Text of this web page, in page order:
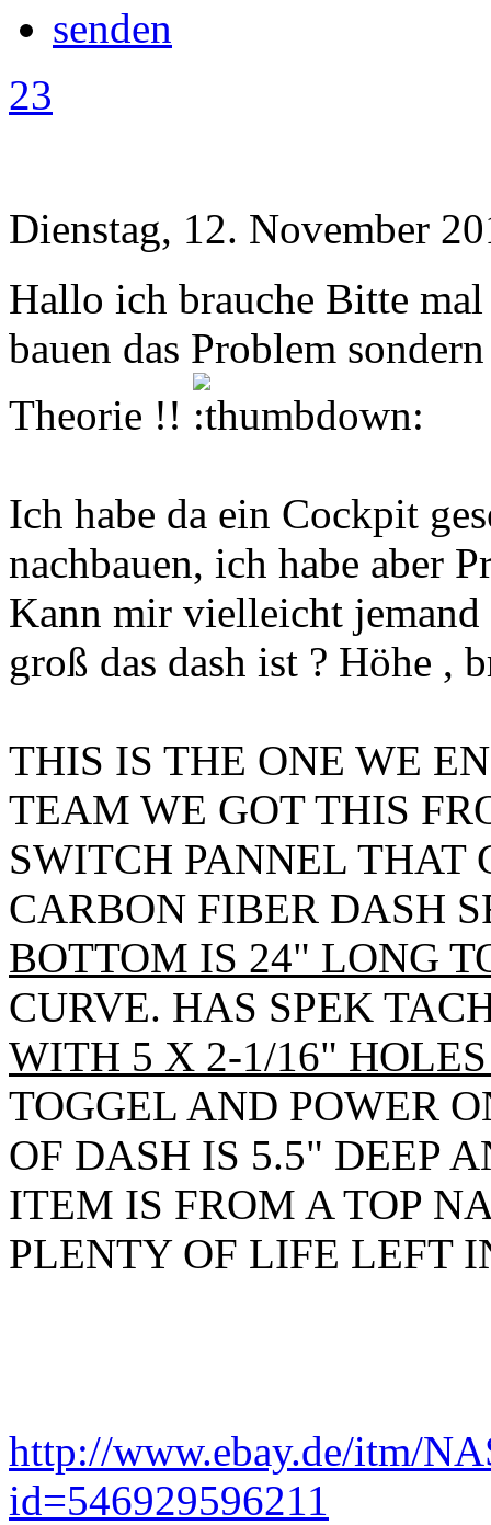
23
Dienstag, 12. November
Hallo ich brauche Bitte
bauen das Problem
Theorie !!
Ich habe da ein Cockpit
nachbauen, ich habe aber
Kann mir vielleicht jemand
groß das dash ist ? Höhe ,
THIS IS THE ONE WE
TEAM WE GOT THIS
SWITCH PANNEL THAT
CARBON FIBER DASH
BOTTOM IS 24" LONG
CURVE. HAS SPEK
WITH 5 X 2-1/16"
TOGGEL AND POWER
OF DASH IS 5.5" DEEP
ITEM IS FROM A TOP
PLENTY OF LIFE LEFT
http://www.ebay.de/itm/
id=546929596211